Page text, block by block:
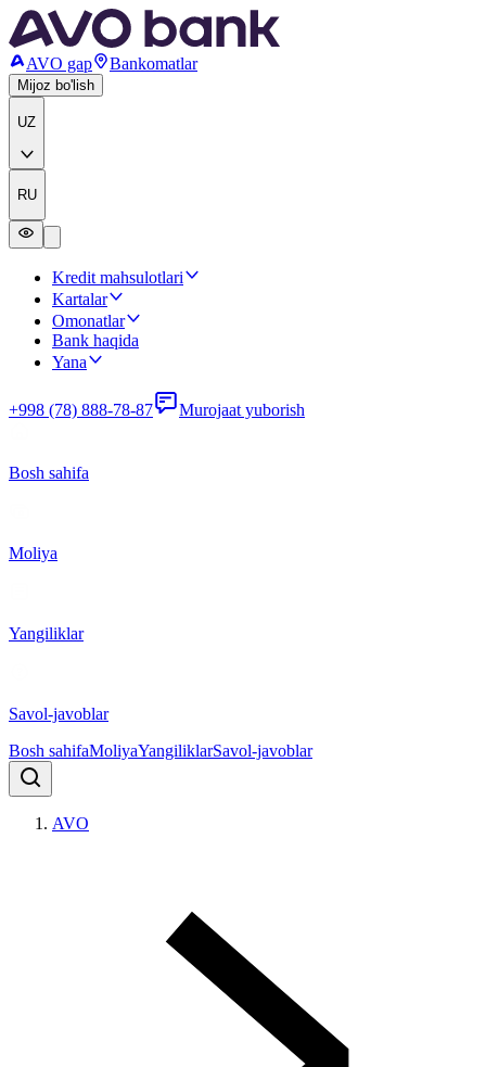
AVO gap Bankomatlar
Mijoz bo'lish
UZ
RU
Kredit mahsulotlari
Kartalar
Omonatlar
Bank haqida
Yana
+998 (78) 888-78-87 Murojaat yuborish
Bosh sahifa
Moliya
Yangiliklar
Savol-javoblar
Bosh sahifaMoliyaYangiliklarSavol-javoblar
AVO